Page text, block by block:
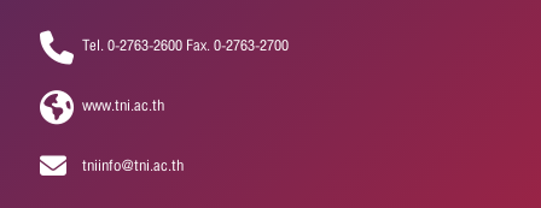
Tel. 0-2763-2600 Fax. 0-2763-2700
www.tni.ac.th
tniinfo@tni.ac.th